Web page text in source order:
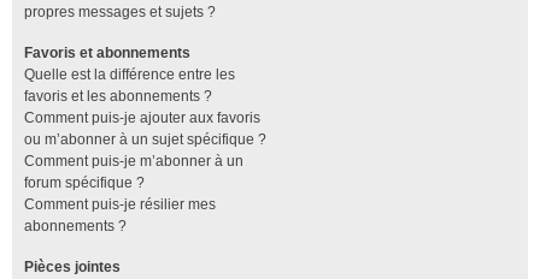
propres messages et sujets ?
Favoris et abonnements
Quelle est la différence entre les
favoris et les abonnements ?
Comment puis-je ajouter aux favoris
ou m’abonner à un sujet spécifique ?
Comment puis-je m’abonner à un
forum spécifique ?
Comment puis-je résilier mes
abonnements ?
Pièces jointes